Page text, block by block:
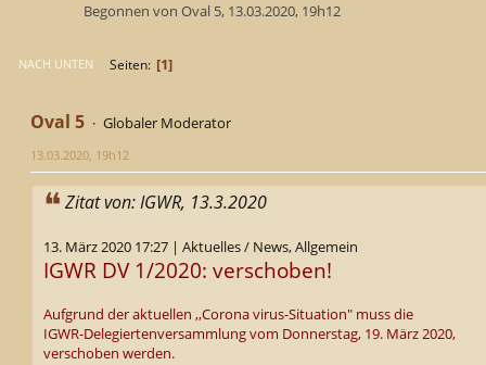
Begonnen von Oval 5, 13.03.2020, 19h12
NACH UNTEN Seiten 1
Oval 5 Globaler Moderator
13.03.2020, 19h12
Zitat von: IGWR, 13.3.2020
13. März 2020 17:27 | Aktuelles / News, Allgemein
IGWR DV 1/2020: verschoben!
Aufgrund der aktuellen ,,Corona virus-Situation" muss die
IGWR-Delegiertenversammlung vom Donnerstag, 19. März 2020,
verschoben werden.